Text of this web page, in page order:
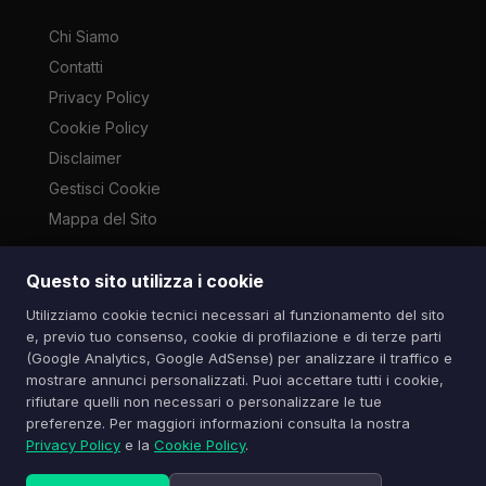
Questo sito utilizza i cookie
Utilizziamo cookie tecnici necessari al funzionamento del sito
e, previo tuo consenso, cookie di profilazione e di terze parti
(Google Analytics, Google AdSense) per analizzare il traffico e
mostrare annunci personalizzati. Puoi accettare tutti i cookie,
rifiutare quelli non necessari o personalizzare le tue
preferenze. Per maggiori informazioni consulta la nostra
Privacy Policy e la Cookie Policy.
Chi Siamo
Contatti
Privacy Policy
Cookie Policy
Disclaimer
Gestisci Cookie
Mappa del Sito
Le immagini presenti su questo sito sono di proprietà dei
cronaca ai sensi dell'art. 70 L. 633/1941. Contatti:
info@spazioitech.it
© 2026 Spazio iTech — Seven Trade SRLS — P.IVA:
04077740985